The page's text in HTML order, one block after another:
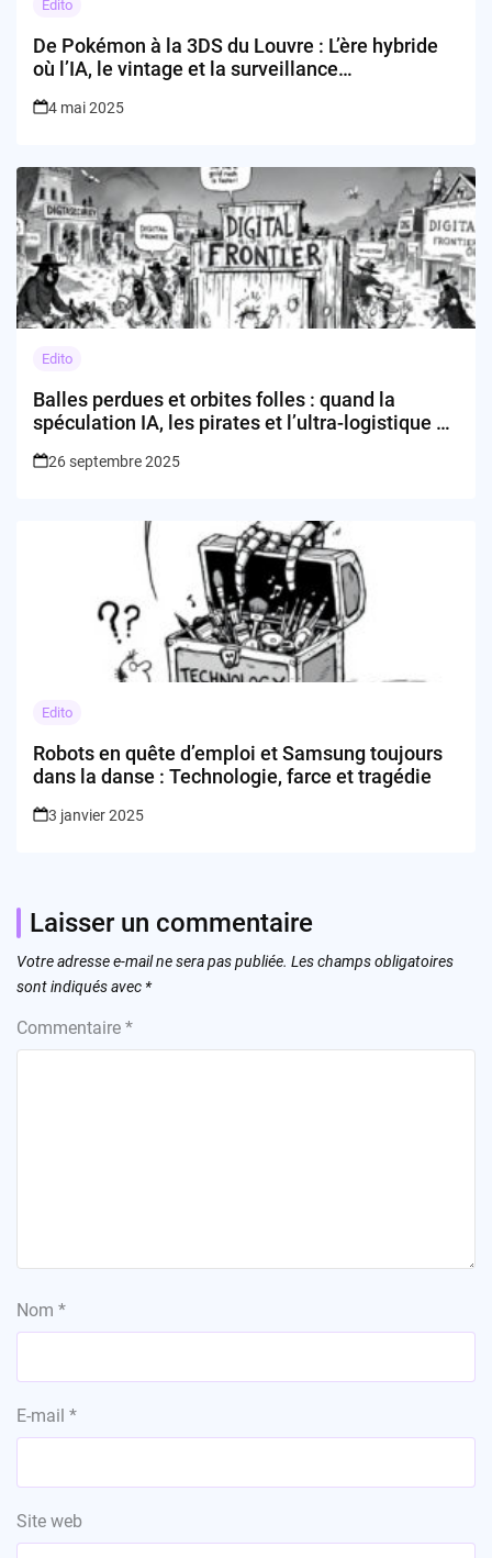
Edito
De Pokémon à la 3DS du Louvre : L’ère hybride
où l’IA, le vintage et la surveillance
4 mai 2025
Edito
Balles perdues et orbites folles : quand la
spéculation IA, les pirates et l’ultra-logistique se
26 septembre 2025
Edito
Robots en quête d’emploi et Samsung toujours
dans la danse : Technologie, farce et tragédie
3 janvier 2025
Laisser un commentaire
Votre adresse e-mail ne sera pas publiée. Les champs obligatoires
sont indiqués avec *
Commentaire *
Nom *
E-mail *
Site web